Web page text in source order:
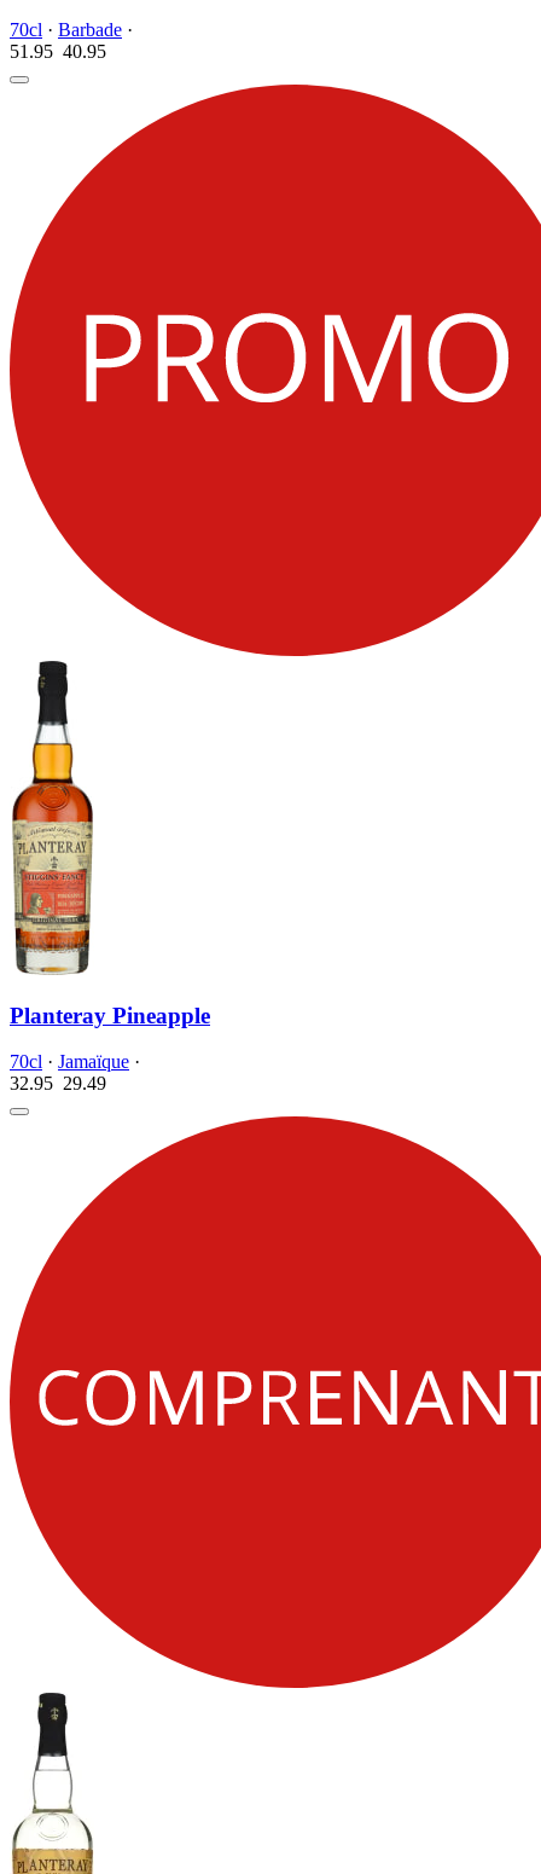
70cl · Barbade ·
51.95 40.95
Planteray Pineapple
70cl · Jamaïque ·
32.95 29.49